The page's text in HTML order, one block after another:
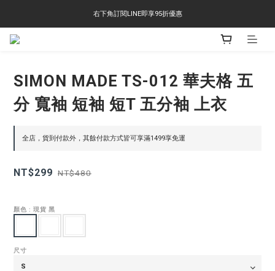
右下角訂閱LINE即享95折優惠
右下角訂閱LINE即享95折優惠
TS-2618 涼感短T 多版型選擇,涼感優惠 單件390 兩件750 三件1000 十件3000
SIMON MADE TS-012 華夫格 五
分 寬袖 短袖 短T 五分袖 上衣
全店，貨到付款外，其餘付款方式皆可享滿1499享免運
NT$299 NT$480
顏色 : 現貨 黑
尺寸